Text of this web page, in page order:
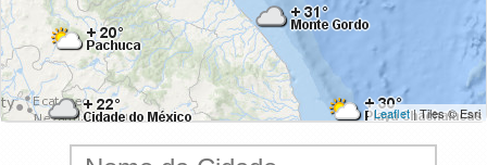
Leaflet| Tiles © Esri